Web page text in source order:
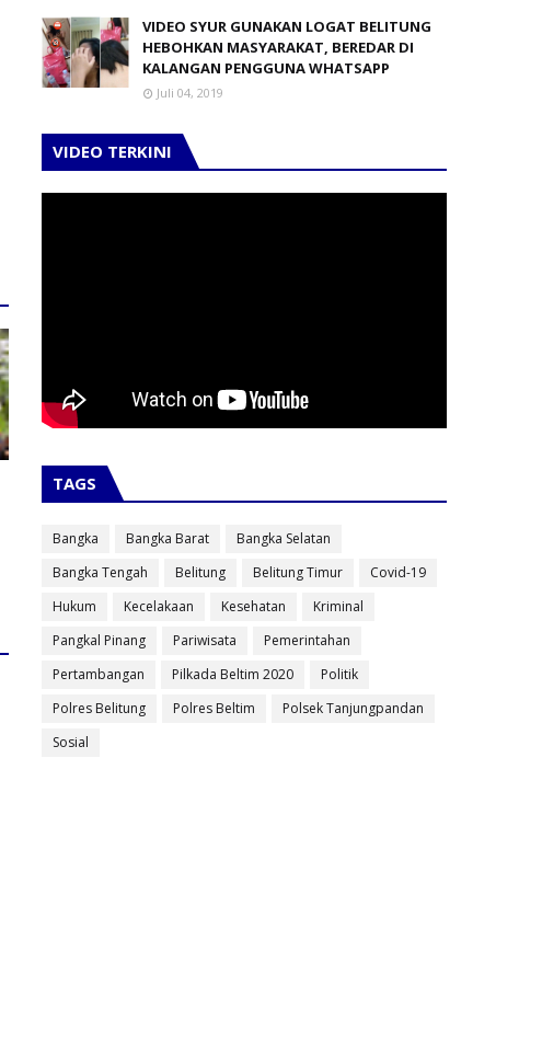
VIDEO SYUR GUNAKAN LOGAT BELITUNG
HEBOHKAN MASYARAKAT, BEREDAR DI
KALANGAN PENGGUNA WHATSAPP
Juli 04, 2019
VIDEO TERKINI
TAGS
Bangka Bangka Barat
Bangka Selatan
Bangka Tengah
Belitung Belitung Timur
Covid-19
Hukum
Kecelakaan Kesehatan
Kriminal
Pangkal Pinang
Pariwisata
Pemerintahan
Pertambangan
Pilkada Beltim 2020
Politik
Polres Belitung
Polres Beltim
Polsek Tanjungpandan
Sosial